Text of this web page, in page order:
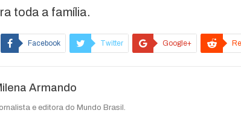
toda a família.
Facebook Twitter Google+
Armando
e editora do Mundo Brasil.